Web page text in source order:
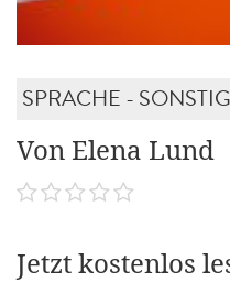
SPRACHE -
Von Elena Lund
Jetzt kostenlos